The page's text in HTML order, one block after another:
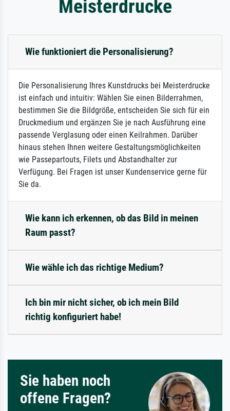
Meisterdrucke
Wie funktioniert die Personalisierung?
Die Personalisierung Ihres Kunstdrucks bei Meisterdrucke
ist einfach und intuitiv: Wählen Sie einen Bilderrahmen,
bestimmen Sie die Bildgröße, entscheiden Sie sich für ein
Druckmedium und ergänzen Sie je nach Ausführung eine
passende Verglasung oder einen Keilrahmen. Darüber
hinaus stehen Ihnen weitere Gestaltungsmöglichkeiten
wie Passepartouts, Filets und Abstandhalter zur
Verfügung. Bei Fragen ist unser Kundenservice gerne für
Sie da.
Wie kann ich erkennen, ob das Bild in meinen
Raum passt?
Wie wähle ich das richtige Medium?
Ich bin mir nicht sicher, ob ich mein Bild
richtig konfiguriert habe!
Sie haben noch
offene Fragen?